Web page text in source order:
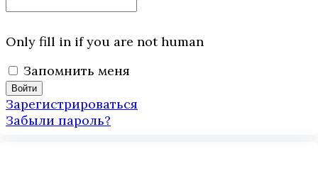
Only fill in if you are not human
Запомнить меня
Зарегистрироваться
Забыли пароль?